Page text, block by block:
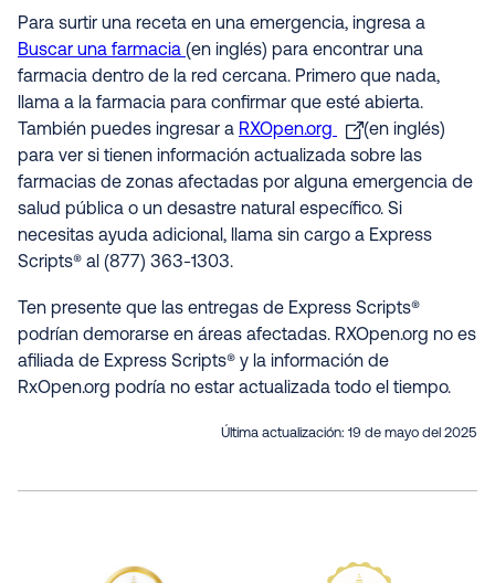
Para surtir una receta en una emergencia, ingresa a
Buscar una farmacia (en inglés) para encontrar una
farmacia dentro de la red cercana. Primero que nada,
llama a la farmacia para confirmar que esté abierta.
También puedes ingresar a RXOpen.org
(en inglés)
para ver si tienen información actualizada sobre las
farmacias de zonas afectadas por alguna emergencia de
salud pública o un desastre natural específico. Si
necesitas ayuda adicional, llama sin cargo a Express
Scripts® al (877) 363-1303.
Ten presente que las entregas de Express Scripts®
podrían demorarse en áreas afectadas. RXOpen.org no es
afiliada de Express Scripts® y la información de
RxOpen.org podría no estar actualizada todo el tiempo.
Última actualización: 19 de mayo del 2025